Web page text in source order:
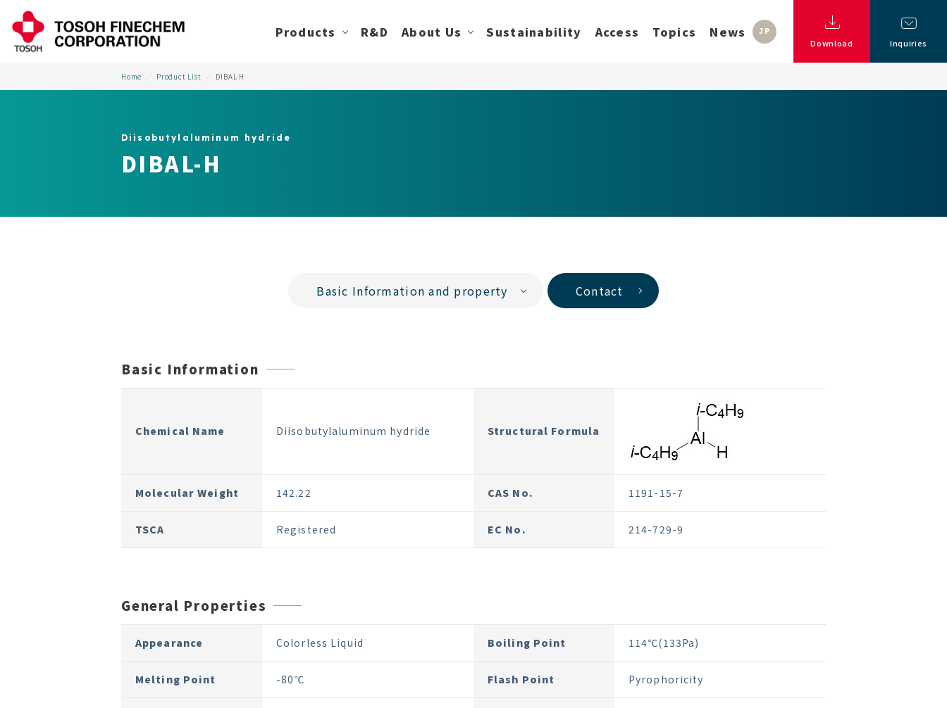
Products R&D About Us Sustainability Access Topics News JP
Download Inquiries
Home Product List DIBAL-H
Diisobutylaluminum hydride
DIBAL-H
Basic Information and property Contact
Basic Information
Chemical Name Diisobutylaluminum hydride Structural Formula
Molecular Weight 142.22 CAS No. 1191-15-7
TSCA Registered EC No. 214-729-9
General Properties
Appearance Colorless Liquid Boiling Point 114℃(133Pa)
Melting Point -80℃ Flash Point Pyrophoricity